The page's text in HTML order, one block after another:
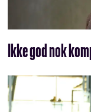
Ikke god nok